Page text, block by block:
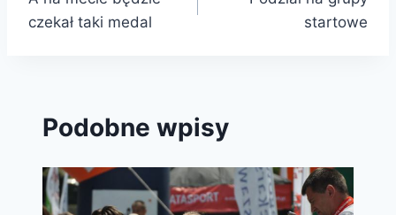
wpisu
czekał taki medal
startowe
Podobne wpisy